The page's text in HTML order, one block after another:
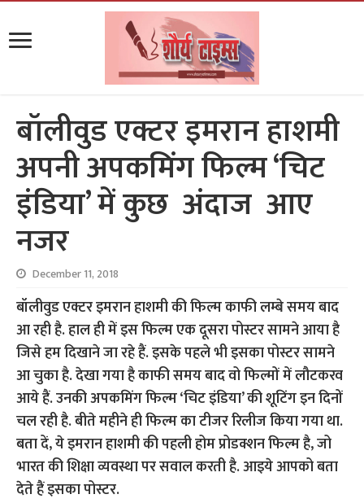
बॉलीवुड एक्टर इमरान हाशमी
अपनी अपकमिंग फिल्म ‘चिट
इंडिया’ में कुछ अंदाज आए
नजर
December 11, 2018
बॉलीवुड एक्टर इमरान हाशमी की फिल्म काफी लम्बे समय बाद
आ रही है. हाल ही में इस फिल्म एक दूसरा पोस्टर सामने आया है
जिसे हम दिखाने जा रहे हैं. इसके पहले भी इसका पोस्टर सामने
आ चुका है. देखा गया है काफी समय बाद वो फिल्मों में लौटकरव
आये हैं. उनकी अपकमिंग फिल्म ‘चिट इंडिया’ की शूटिंग इन दिनों
चल रही है. बीते महीने ही फिल्म का टीजर रिलीज किया गया था.
बता दें, ये इमरान हाशमी की पहली होम प्रोडक्शन फिल्म है, जो
भारत की शिक्षा व्यवस्था पर सवाल करती है. आइये आपको बता
देते हैं इसका पोस्टर.